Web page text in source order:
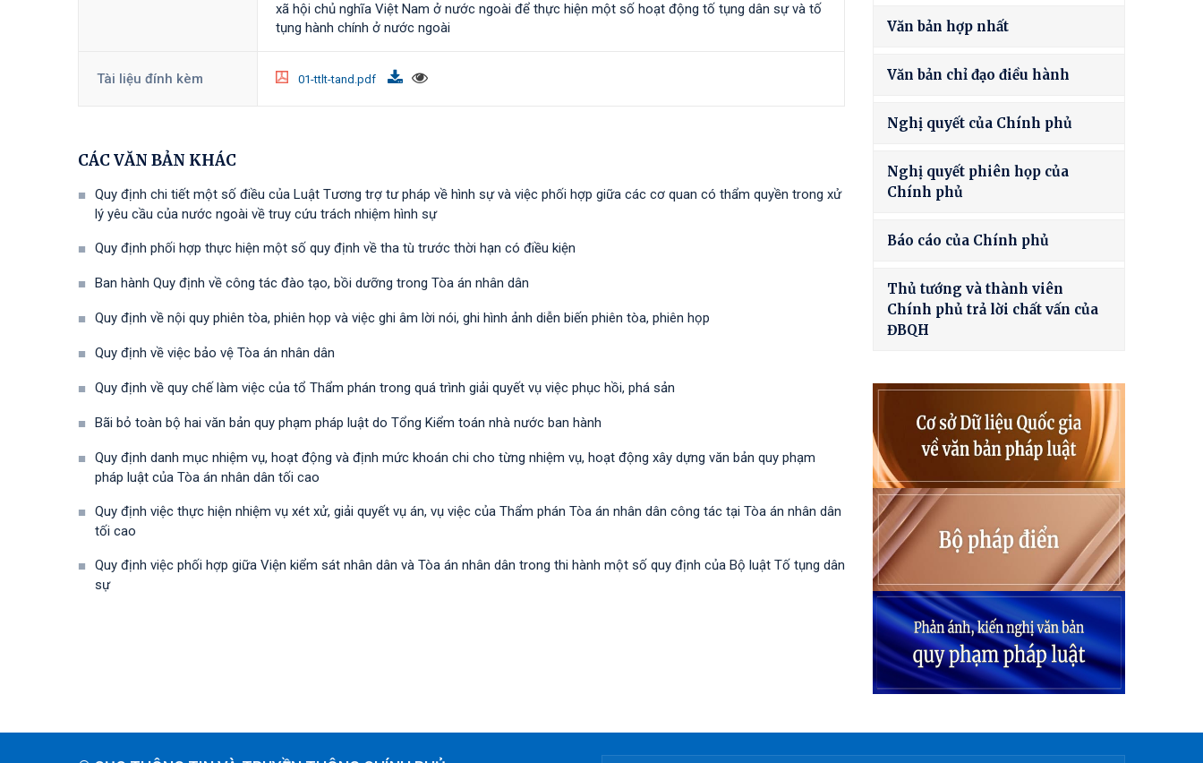
xã hội chủ nghĩa Việt Nam ở nước ngoài để thực hiện một số hoạt động tố tụng dân sự và tố
tụng hành chính ở nước ngoài
Tài liệu đính kèm 01-ttlt-tand.pdf
CÁC VĂN BẢN KHÁC
Quy định chi tiết một số điều của Luật Tương trợ tư pháp về hình sự và việc phối hợp giữa các cơ quan có thẩm quyền trong xử
lý yêu cầu của nước ngoài về truy cứu trách nhiệm hình sự
Quy định phối hợp thực hiện một số quy định về tha tù trước thời hạn có điều kiện
Ban hành Quy định về công tác đào tạo, bồi dưỡng trong Tòa án nhân dân
Quy định về nội quy phiên tòa, phiên họp và việc ghi âm lời nói, ghi hình ảnh diễn biến phiên tòa, phiên họp
Quy định về việc bảo vệ Tòa án nhân dân
Quy định về quy chế làm việc của tổ Thẩm phán trong quá trình giải quyết vụ việc phục hồi, phá sản
Bãi bỏ toàn bộ hai văn bản quy phạm pháp luật do Tổng Kiểm toán nhà nước ban hành
Quy định danh mục nhiệm vụ, hoạt động và định mức khoán chi cho từng nhiệm vụ, hoạt động xây dựng văn bản quy phạm
pháp luật của Tòa án nhân dân tối cao
Quy định việc thực hiện nhiệm vụ xét xử, giải quyết vụ án, vụ việc của Thẩm phán Tòa án nhân dân công tác tại Tòa án nhân dân
tối cao
Quy định việc phối hợp giữa Viện kiểm sát nhân dân và Tòa án nhân dân trong thi hành một số quy định của Bộ luật Tố tụng dân
sự
Văn bản hợp nhất
Văn bản chỉ đạo điều hành
Nghị quyết của Chính phủ
Nghị quyết phiên họp của
Chính phủ
Báo cáo của Chính phủ
Thủ tướng và thành viên
Chính phủ trả lời chất vấn của
ĐBQH